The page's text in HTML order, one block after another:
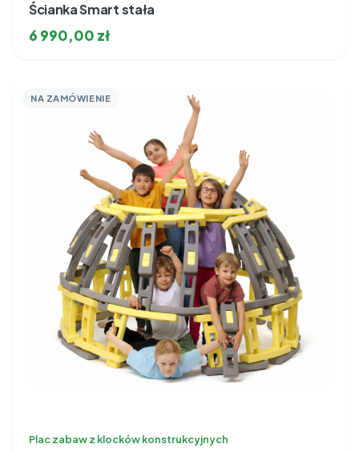
Ścianka Smart stała
6 990,00 zł
NA ZAMÓWIENIE
Plac zabaw z klocków konstrukcyjnych